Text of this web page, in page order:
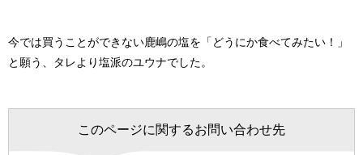
今では買うことができない鹿嶋の塩を「どうにか食べてみたい！」
と願う、タレより塩派のユウナでした。
このページに関するお問い合わせ先